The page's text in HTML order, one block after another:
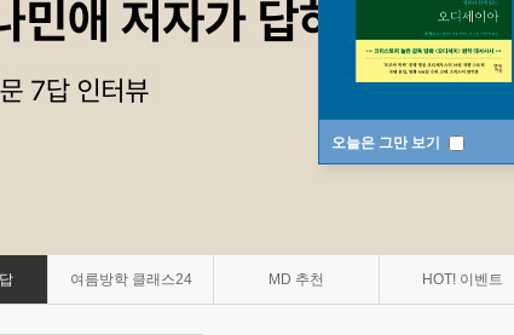
오늘은 그만 보기
여름방학 클래스24 MD 추천 HOT! 이벤트